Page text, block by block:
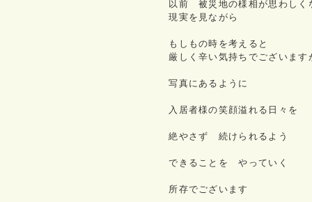
以前 被災地の様相が思わしく
現実を見ながら
もしもの時を考えると
厳しく辛い気持ちでございます
写真にあるように
入居者様の笑顔溢れる日々を
絶やさず 続けられるよう
できることを やっていく
所存でございます